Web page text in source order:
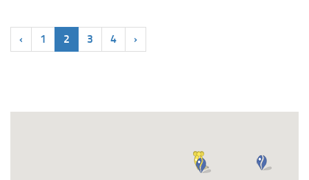
‹ 1 2 3 4 ›